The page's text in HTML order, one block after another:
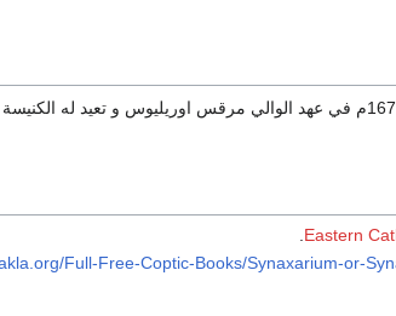
استشهد في الثالث و العشرين من فبراير عام 167م في عهد الوالي مرقس اوريليوس و تعيد
Eastern
Full-Free-Coptic-Books/Synaxarium-or-